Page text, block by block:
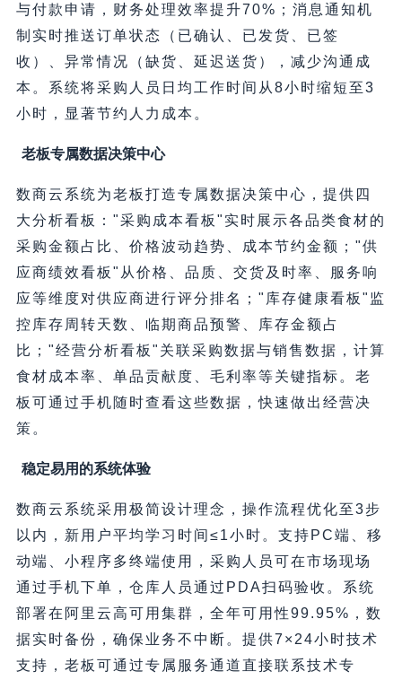
与付款申请，财务处理效率提升70%；消息通知机
制实时推送订单状态（已确认、已发货、已签
收）、异常情况（缺货、延迟送货），减少沟通成
本。系统将采购人员日均工作时间从8小时缩短至3
小时，显著节约人力成本。
老板专属数据决策中心
数商云系统为老板打造专属数据决策中心，提供四
大分析看板："采购成本看板"实时展示各品类食材的
采购金额占比、价格波动趋势、成本节约金额；"供
应商绩效看板"从价格、品质、交货及时率、服务响
应等维度对供应商进行评分排名；"库存健康看板"监
控库存周转天数、临期商品预警、库存金额占
比；"经营分析看板"关联采购数据与销售数据，计算
食材成本率、单品贡献度、毛利率等关键指标。老
板可通过手机随时查看这些数据，快速做出经营决
策。
稳定易用的系统体验
数商云系统采用极简设计理念，操作流程优化至3步
以内，新用户平均学习时间≤1小时。支持PC端、移
动端、小程序多终端使用，采购人员可在市场现场
通过手机下单，仓库人员通过PDA扫码验收。系统
部署在阿里云高可用集群，全年可用性99.95%，数
据实时备份，确保业务不中断。提供7×24小时技术
支持，老板可通过专属服务通道直接联系技术专